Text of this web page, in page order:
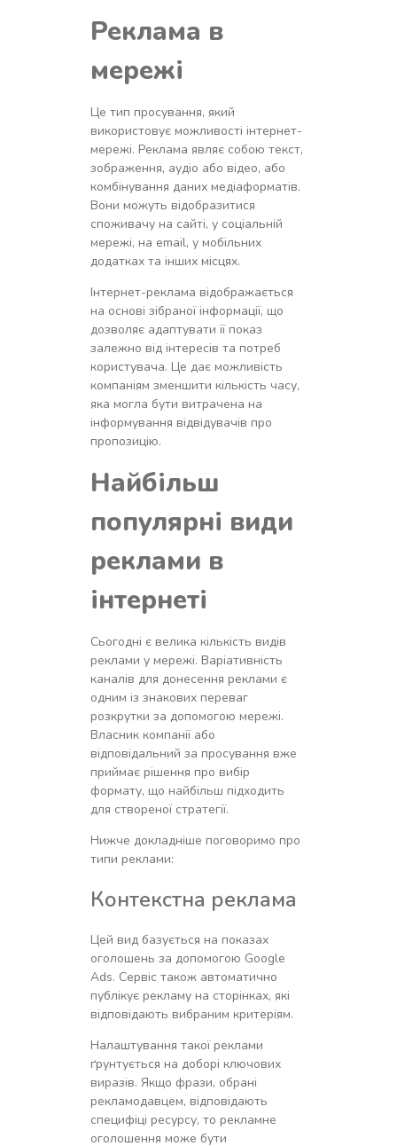
Реклама в
мережі
Це тип просування, який
використовує можливості інтернет-
мережі. Реклама являє собою текст,
зображення, аудіо або відео, або
комбінування даних медіаформатів.
Вони можуть відобразитися
споживачу на сайті, у соціальній
мережі, на email, у мобільних
додатках та інших місцях.
Інтернет-реклама відображається
на основі зібраної інформації, що
дозволяє адаптувати її показ
залежно від інтересів та потреб
користувача. Це дає можливість
компаніям зменшити кількість часу,
яка могла бути витрачена на
інформування відвідувачів про
пропозицію.
Найбільш
популярні види
реклами в
інтернеті
Сьогодні є велика кількість видів
реклами у мережі. Варіативність
каналів для донесення реклами є
одним із знакових переваг
розкрутки за допомогою мережі.
Власник компанії або
відповідальний за просування вже
приймає рішення про вибір
формату, що найбільш підходить
для створеної стратегії.
Нижче докладніше поговоримо про
типи реклами:
Контекстна реклама
Цей вид базується на показах
оголошень за допомогою Google
Ads. Сервіс також автоматично
публікує рекламу на сторінках, які
відповідають вибраним критеріям.
Налаштування такої реклами
ґрунтується на доборі ключових
виразів. Якщо фрази, обрані
рекламодавцем, відповідають
специфіці ресурсу, то рекламне
оголошення може бути